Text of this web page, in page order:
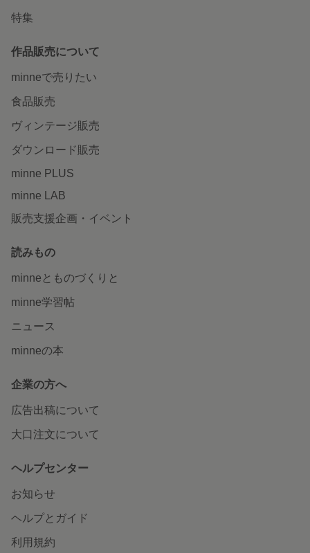
特集
作品販売について
minneで売りたい
食品販売
ヴィンテージ販売
ダウンロード販売
minne PLUS
minne LAB
販売支援企画・イベント
読みもの
minneとものづくりと
minne学習帖
ニュース
minneの本
企業の方へ
広告出稿について
大口注文について
ヘルプセンター
お知らせ
ヘルプとガイド
利用規約